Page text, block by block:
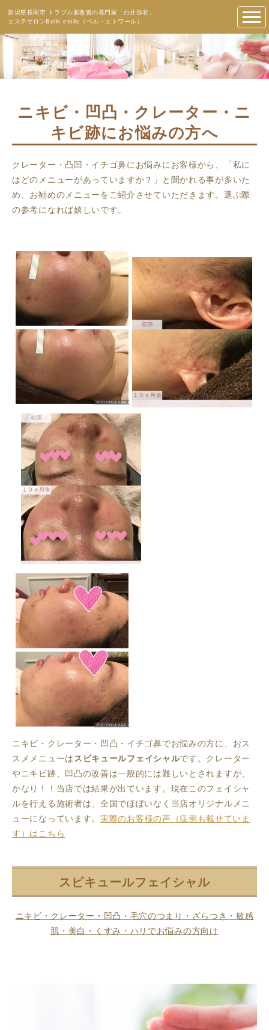
新潟県長岡市 トラブル肌改善の専門家「白井弥衣」
エステサロンBelle etoile（ベル・エトワール）
ニキビ・凹凸・クレーター・ニ
キビ跡にお悩みの方へ
クレーター・凸凹・イチゴ鼻にお悩みにお客様から、「私に
はどのメニューがあっていますか？」と聞かれる事が多いた
め、お勧めのメニューをご紹介させていただきます。選ぶ際
の参考になれば嬉しいです。
ニキビ・クレーター・凹凸・イチゴ鼻でお悩みの方に、おス
スメメニューは スピキュールフェイシャルです。クレーター
やニキビ跡、凹凸の改善は一般的には難しいとされますが、
かなり！！当店では結果が出ています。現在このフェイシャ
ルを行える施術者は、全国でほぼいなく当店オリジナルメニ
ューになっています。 実際のお客様の声（症例も載せていま
す）はこちら
スピキュールフェイシャル
ニキビ・クレーター・凹凸・毛穴のつまり・ざらつき・敏感
肌・美白・くすみ・ハリでお悩みの方向け